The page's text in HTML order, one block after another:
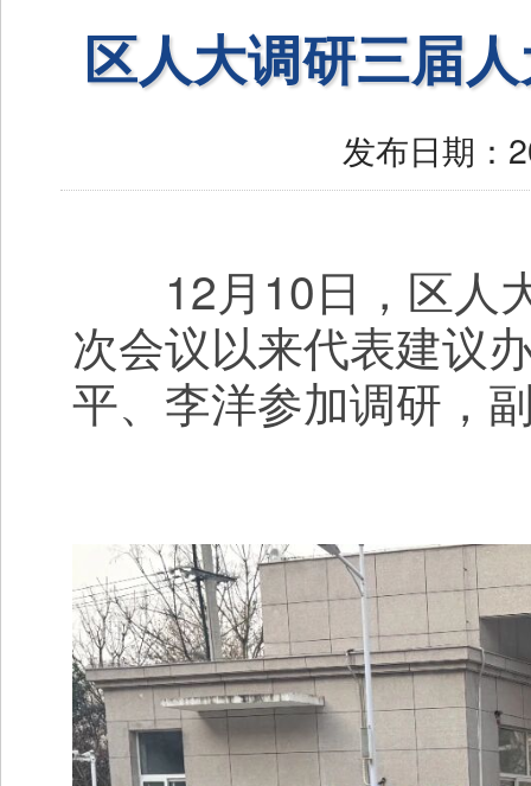
区人大调研三届
发布日期：
12月10日，区人大
次会议以来代表建议
平、李洋参加调研，